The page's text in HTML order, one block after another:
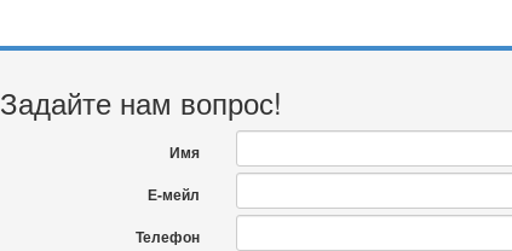
Задайте нам вопрос!
Имя
Е-мейл
Телефон